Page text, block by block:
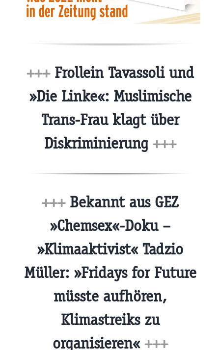
+++Frollein Tavassoli und
»Die Linke«: Muslimische
Trans-Frau klagt über
Diskriminierung +++
+++Bekannt aus GEZ
»Chemsex«-Doku –
»Klimaaktivist« Tadzio
Müller: »Fridays for Future
müsste aufhören,
Klimastreiks zu
organisieren« +++